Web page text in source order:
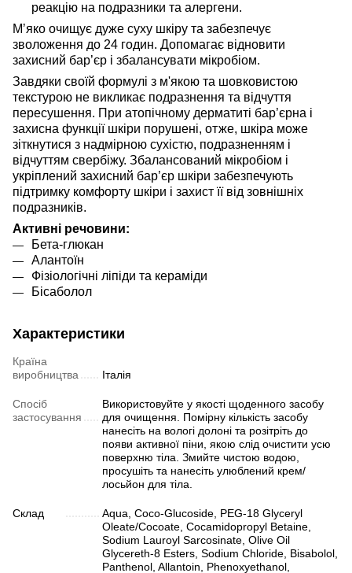
реакцію на подразники та алергени.
Мʼяко очищує дуже суху шкіру та забезпечує
зволоження до 24 годин. Допомагає відновити
захисний бар’єр і збалансувати мікробіом.
Завдяки своїй формулі з м'якою та шовковистою
текстурою не викликає подразнення та відчуття
пересушення. При атопічному дерматиті бар’єрна і
захисна функції шкіри порушені, отже, шкіра може
зіткнутися з надмірною сухістю, подразненням і
відчуттям свербіжу. Збалансований мікробіом і
укріплений захисний бар’єр шкіри забезпечують
підтримку комфорту шкіри і захист її від зовнішніх
подразників.
Активні речовини:
Бета-глюкан
Алантоїн
Фізіологічні ліпіди та кераміди
Бісаболол
Характеристики
Країна
виробництва
Італія
Спосіб
застосування
Використовуйте у якості щоденного засобу
для очищення. Помірну кількість засобу
нанесіть на вологі долоні та розітріть до
появи активної піни, якою слід очистити усю
поверхню тіла. Змийте чистою водою,
просушіть та нанесіть улюблений крем/
лосьйон для тіла.
Склад
Aqua, Coco-Glucoside, PEG-18 Glyceryl
Oleate/Cocoate, Cocamidopropyl Betaine,
Sodium Lauroyl Sarcosinate, Olive Oil
Glycereth-8 Esters, Sodium Chloride, Bisabolol,
Panthenol, Allantoin, Phenoxyethanol,